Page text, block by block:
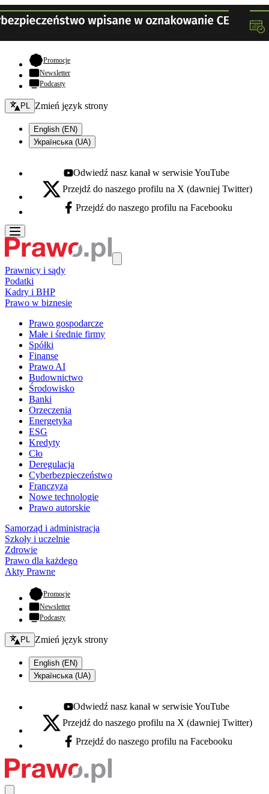
Promocje- otwiera się w nowej karcie
Newsletter
Podcasty
Zmień język - bieżący:
PL Zmień język strony
English (EN)
Українська (UA)
Youtube - otwiera się w nowej karcie
Odwiedź nasz kanał w serwisie YouTube
X - otwiera się w nowej karcie
Przejdź do naszego profilu na X (dawniej Twitter)
Facebook - otwiera się w nowej karcie
Przejdź do naszego profilu na Facebooku
Prawnicy i sądy
Podatki
Kadry i BHP
Prawo w biznesie
Prawo gospodarcze
Małe i średnie firmy
Spółki
Finanse
Prawo AI
Budownictwo
Środowisko
Banki
Orzeczenia
Energetyka
ESG
Kredyty
Cło
Deregulacja
Cyberbezpieczeństwo
Franczyza
Nowe technologie
Prawo autorskie
Samorząd i administracja
Szkoły i uczelnie
Zdrowie
Prawo dla każdego
Akty Prawne
Promocje- otwiera się w nowej karcie
Newsletter
Podcasty
Zmień język - bieżący:
PL Zmień język strony
English (EN)
Українська (UA)
Youtube - otwiera się w nowej karcie
Odwiedź nasz kanał w serwisie YouTube
X - otwiera się w nowej karcie
Przejdź do naszego profilu na X (dawniej Twitter)
Facebook - otwiera się w nowej karcie
Przejdź do naszego profilu na Facebooku